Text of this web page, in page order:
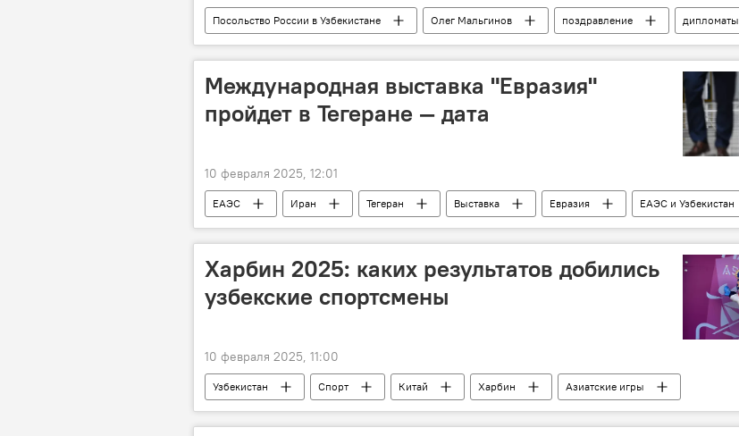
Посольство России в Узбекистане Олег Мальгинов поздравление
дипломаты
Политика
Международная выставка "Евразия"
пройдет в Тегеране — дата
10 февраля 2025, 12:01
ЕАЭС Иран Тегеран Выставка Евразия
ЕАЭС и Узбекистан
Узбекистан и ЕАЭС: перспективы возможной интеграции
Харбин 2025: каких результатов добились
узбекские спортсмены
10 февраля 2025, 11:00
Узбекистан Спорт Китай Харбин Азиатские игры